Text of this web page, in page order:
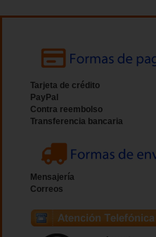
Tarjeta de crédito
PayPal
Contra reembolso
Transferencia bancaria
Mensajería
Correos